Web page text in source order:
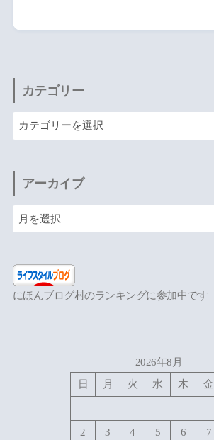
カテゴリー
アーカイブ
にほんブログ村のランキングに参加中です
2026年8月
日
月 火 水 木 金
2 3 4 5 6 7